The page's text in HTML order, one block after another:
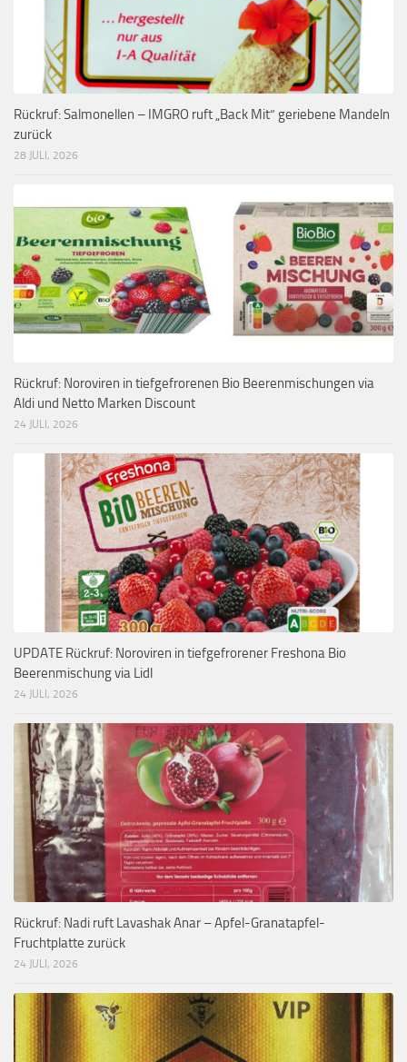
Rückruf: Salmonellen – IMGRO ruft „Back Mit“ geriebene Mandeln
zurück
28 JULI, 2026
Rückruf: Noroviren in tiefgefrorenen Bio Beerenmischungen via
Aldi und Netto Marken Discount
24 JULI, 2026
UPDATE Rückruf: Noroviren in tiefgefrorener Freshona Bio
Beerenmischung via Lidl
24 JULI, 2026
Rückruf: Nadi ruft Lavashak Anar – Apfel-Granatapfel-
Fruchtplatte zurück
24 JULI, 2026